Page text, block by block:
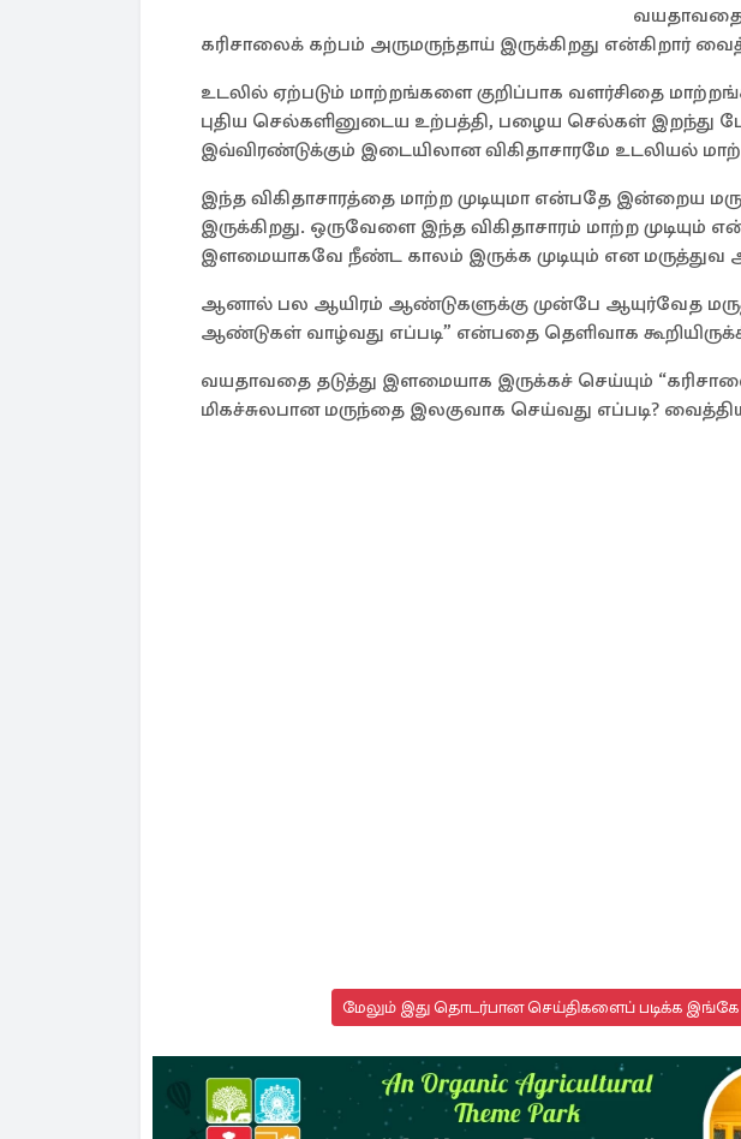
வயதாவதை
கரிசாலைக் கற்பம் அருமருந்தாய் இருக்கிறது என்கிறார்
உடலில் ஏற்படும் மாற்றங்களை குறிப்பாக வளர்சிதை
புதிய செல்களினுடைய உற்பத்தி, பழைய செல்கள் இறந்து
இவ்விரண்டுக்கும் இடையிலான விகிதாசாரமே உடலியல்
இந்த விகிதாசாரத்தை மாற்ற முடியுமா என்பதே இன்றைய
இருக்கிறது. ஒருவேளை இந்த விகிதாசாரம் மாற்ற முடியும்
இளமையாகவே நீண்ட காலம் இருக்க முடியும் என மருத்துவ
ஆனால் பல ஆயிரம் ஆண்டுகளுக்கு முன்பே ஆயுர்வேத
ஆண்டுகள் வாழ்வது எப்படி” என்பதை தெளிவாக
வயதாவதை தடுத்து இளமையாக இருக்கச் செய்யும்
மிகச்சுலபான மருந்தை இலகுவாக செய்வது எப்படி?
மேலும் இது தொடர்பான செய்திகளைப் படிக்க இங்கே